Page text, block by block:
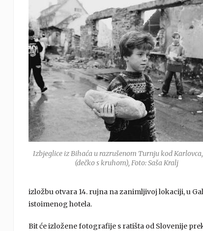
Izbjeglice iz Bihaća u razrušenom Turnju kod Karlovca,
(dečko s kruhom), Foto: Saša Kralj
izložbu otvara 14. rujna na zanimljivoj lokaciji, u
istoimenog hotela.
Bit će izložene fotografije s ratišta od Slovenije